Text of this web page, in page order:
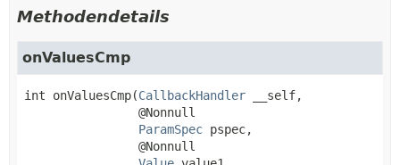
Methodendetails
onValuesCmp
int onValuesCmp(CallbackHandler __self,
@Nonnull
ParamSpec pspec,
@Nonnull